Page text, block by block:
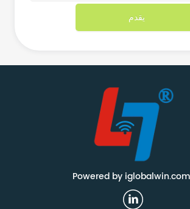
يقدم
Powered by iglobalwin.com